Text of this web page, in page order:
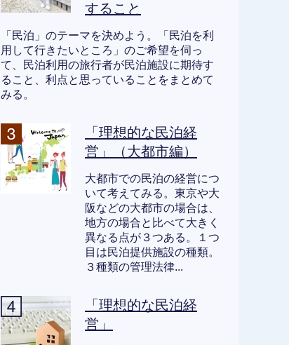
すること
「民泊」のテーマを決めよう。「民泊を利
用して行きたいところ」のご希望を伺っ
て、民泊利用の旅行者が民泊施設に期待す
ること、利点と思っていることをまとめて
みる。
「理想的な民泊経
営」（大都市編）
大都市での民泊の経営につ
いて考えてみる。東京や大
阪などの大都市の場合は、
地方の場合と比べて大きく
異なる点が３つある。１つ
目は民泊提供施設の種類。
３種類の管理法律...
「理想的な民泊経
営」